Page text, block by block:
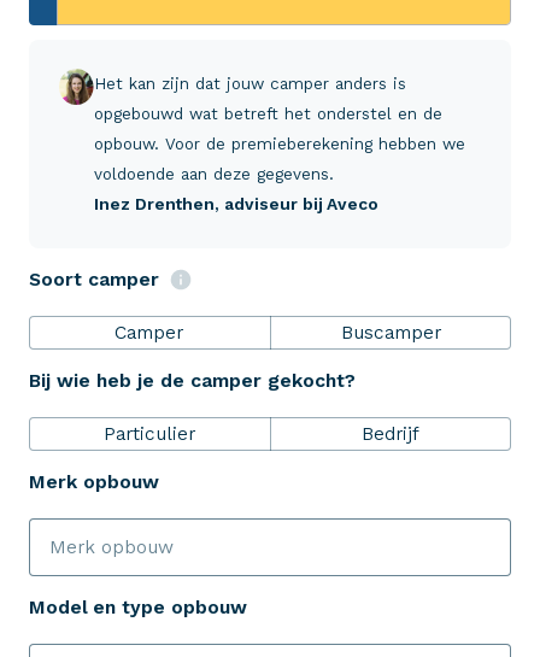
Het kan zijn dat jouw camper anders is
opgebouwd wat betreft het onderstel en de
opbouw. Voor de premieberekening hebben we
voldoende aan deze gegevens.
Inez Drenthen, adviseur bij Aveco
Soort camper
Camper Buscamper
Bij wie heb je de camper gekocht?
Particulier Bedrijf
Merk opbouw
Model en type opbouw
+31 (0)523 - 20 80 30
Verzekeringen
ZekerheidsPakket
Over Aveco
Bereken je premie
Schade melden